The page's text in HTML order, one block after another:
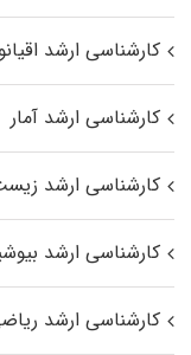
کارشناسی ارشد
کارشناسی ارشد آمار
کارشناسی ارشد
کارشناسی ارشد
کارشناسی ارشد